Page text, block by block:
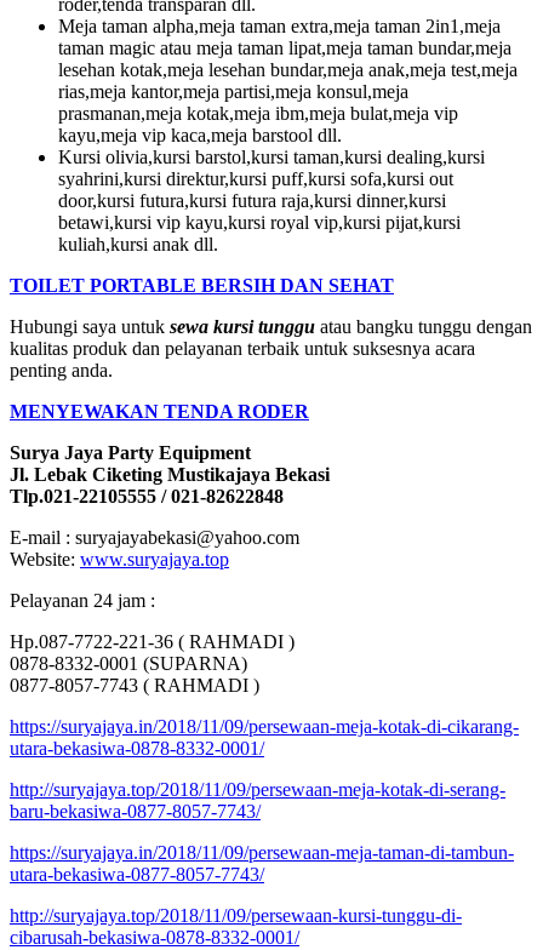
roder,tenda transparan dll.
Meja taman alpha,meja taman extra,meja taman 2in1,meja
taman magic atau meja taman lipat,meja taman bundar,meja
lesehan kotak,meja lesehan bundar,meja anak,meja test,meja
rias,meja kantor,meja partisi,meja konsul,meja
prasmanan,meja kotak,meja ibm,meja bulat,meja vip
kayu,meja vip kaca,meja barstool dll.
Kursi olivia,kursi barstol,kursi taman,kursi dealing,kursi
syahrini,kursi direktur,kursi puff,kursi sofa,kursi out
door,kursi futura,kursi futura raja,kursi dinner,kursi
betawi,kursi vip kayu,kursi royal vip,kursi pijat,kursi
kuliah,kursi anak dll.
TOILET PORTABLE BERSIH DAN SEHAT
Hubungi saya untuk sewa kursi tunggu atau bangku tunggu dengan
kualitas produk dan pelayanan terbaik untuk suksesnya acara
penting anda.
MENYEWAKAN TENDA RODER
Surya Jaya Party Equipment
Jl. Lebak Ciketing Mustikajaya Bekasi
Tlp.021-22105555 / 021-82622848
E-mail : suryajayabekasi@yahoo.com
Website: www.suryajaya.top
Pelayanan 24 jam :
Hp.087-7722-221-36 ( RAHMADI )
0878-8332-0001 (SUPARNA)
0877-8057-7743 ( RAHMADI )
https://suryajaya.in/2018/11/09/persewaan-meja-kotak-di-cikarang-
utara-bekasiwa-0878-8332-0001/
http://suryajaya.top/2018/11/09/persewaan-meja-kotak-di-serang-
baru-bekasiwa-0877-8057-7743/
https://suryajaya.in/2018/11/09/persewaan-meja-taman-di-tambun-
utara-bekasiwa-0877-8057-7743/
http://suryajaya.top/2018/11/09/persewaan-kursi-tunggu-di-
cibarusah-bekasiwa-0878-8332-0001/